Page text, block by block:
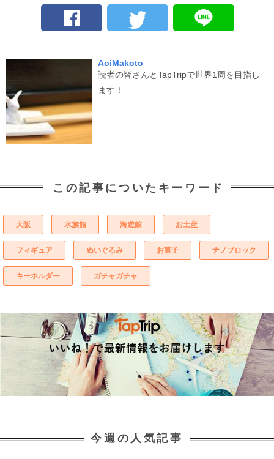
AoiMakoto
読者の皆さんとTapTripで世界1周を目指し
ます！
この記事についたキーワード
大阪 水族館 海遊館 お土産
フィギュア ぬいぐるみ お菓子 ナノブロック
キーホルダー ガチャガチャ
今週の人気記事